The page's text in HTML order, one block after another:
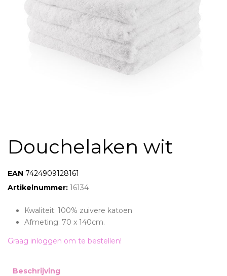
Douchelaken wit
EAN: 7424909128161
Artikelnummer: 16134
Kwaliteit: 100% zuivere katoen
Afmeting: 70 x 140cm.
Graag inloggen om te bestellen!
Beschrijving